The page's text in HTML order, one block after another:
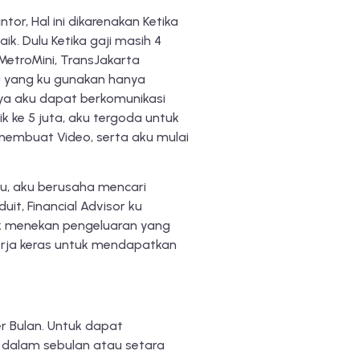
Hal ini dikarenakan Ketika
Dulu Ketika gaji masih 4
TransJakarta
yang ku gunakan hanya
aku dapat berkomunikasi
ke 5 juta, aku tergoda untuk
Video, serta aku mulai
aku berusaha mencari
Financial Advisor ku
pengeluaran yang
keras untuk mendapatkan
Bulan. Untuk dapat
sebulan atau setara